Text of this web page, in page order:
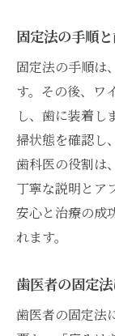
暫間固定
暫間
歯医
ワイ
歯医
ワイ
解説
暫間
歯医者で
歯医
固定法の手順
固定法の手順は
す。その後、ワ
し、歯に装着し
掃状態を確認し
歯科医の役割は
丁寧な説明とア
安心と治療の成
れます。
歯医者の固定
歯医者の固定法